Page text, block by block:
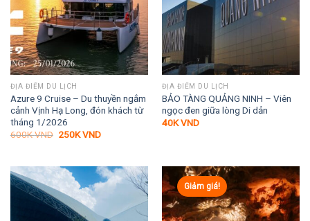
ĐỊA ĐIỂM DU LỊCH
Azure 9 Cruise – Du thuyền ngắm
cảnh Vịnh Hạ Long, đón khách từ
tháng 1/2026
600KVND Giá
250KVNDGiá
250K VND.
ĐỊA ĐIỂM DU LỊCH
BẢO TÀNG QUẢNG NINH – Viên
ngọc đen giữa lòng Di dản
40KVND
Giảm giá!